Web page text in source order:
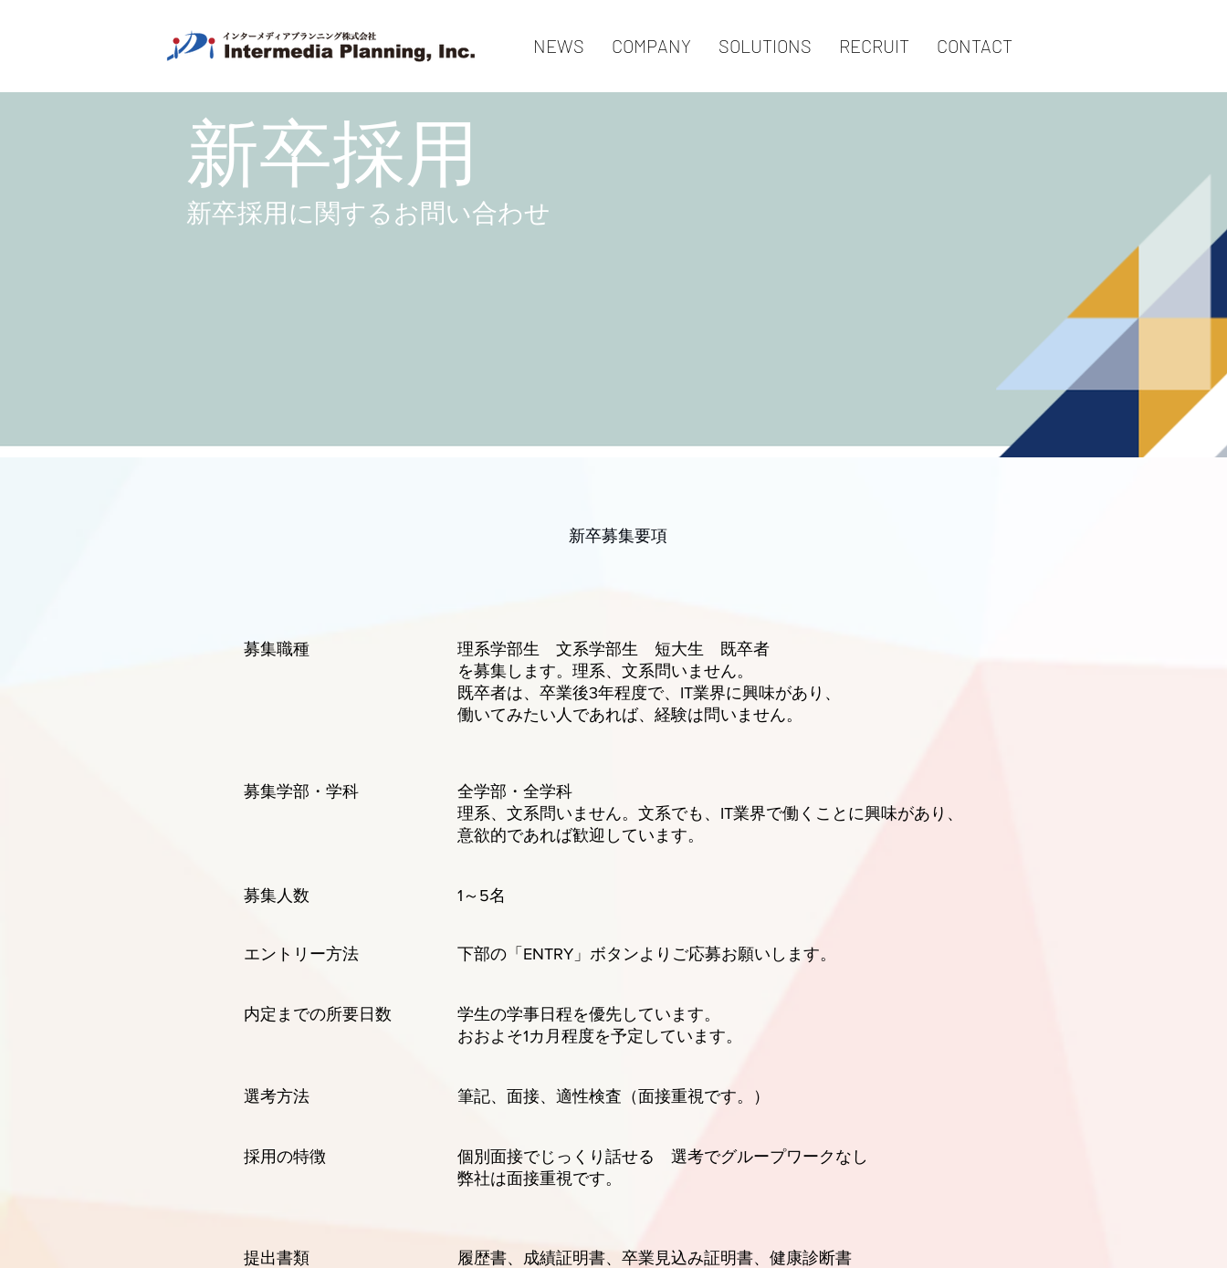
NEWS COMPANY SOLUTIONS RECRUIT CONTACT
​新卒採用
新卒採用に関するお問い合わせ
新卒募集要項
募集職種 理系学部生 文系学部生 短大生 既卒者
を募集します。理系、文系問いません。
既卒者は、卒業後3年程度で、IT業界に興味があり、
働いてみたい人であれば、経験は問いません。
募集学部・学科 全学部・全学科
理系、文系問いません。文系でも、IT業界で働くことに興味があり、
意欲的であれば歓迎しています。
募集人数 1～5名
エントリー方法 下部の「ENTRY」ボタンよりご応募お願いします。
内定までの所要日数 学生の学事日程を優先しています。
おおよそ1カ月程度を予定しています。
選考方法 筆記、面接、適性検査（面接重視です。）
採用の特徴 個別面接でじっくり話せる 選考でグループワークなし
弊社は面接重視です。
提出書類 履歴書、成績証明書、卒業見込み証明書、健康診断書